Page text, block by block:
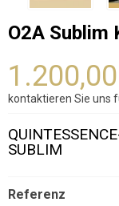
O2A Sublim
kontaktieren Sie uns
SUBLIM
Referenz